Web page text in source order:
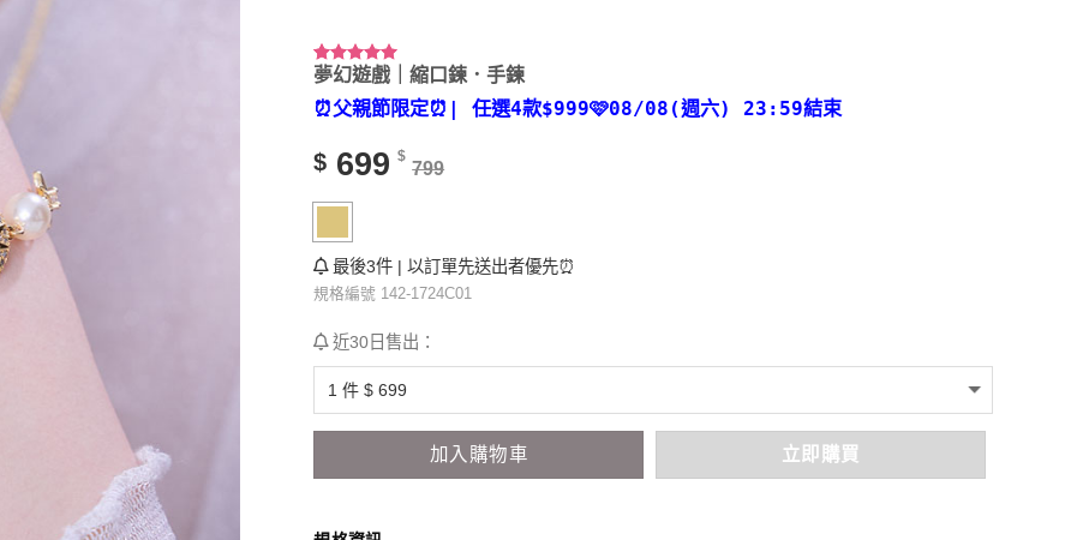
評分5.00
/ 5，已有
8
位顧客進行
夢幻遊戲｜縮口鍊．手鍊
⏰父親節限定⏰ | 任選4款$999🩷08/08(週六) 23:59結束
$ 699 $
799
最後3件 | 以訂單先送出者優先⏰
規格編號 142-1724C01
近30日售出：
加入購物車 立即購買